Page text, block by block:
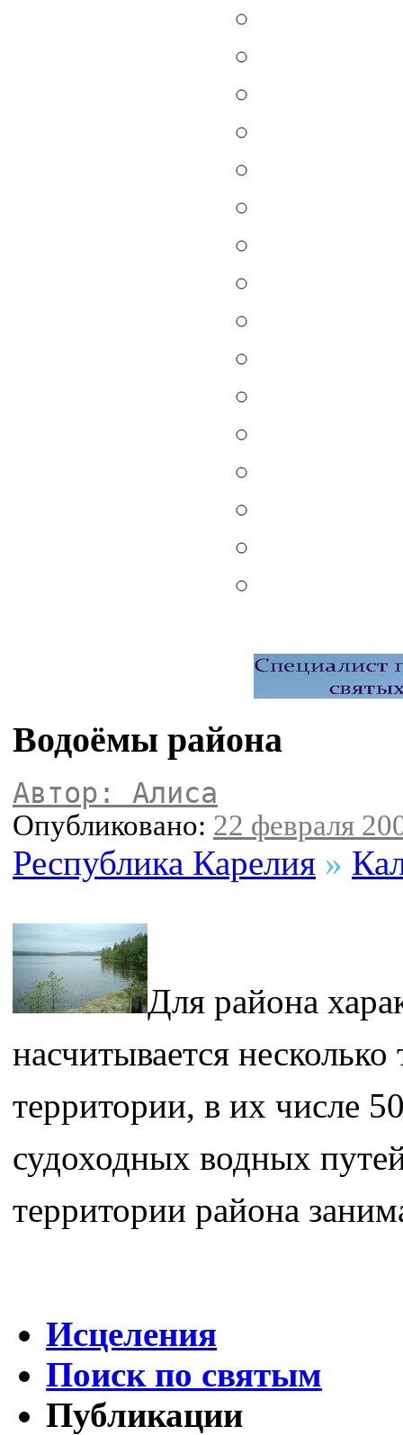
Водоёмы района
Автор: Алиса
Опубликовано: 22 февраля
Республика Карелия »
Для района
насчитывается
территории, в их числе
судоходных водных
территории района
Исцеления
Поиск по святым
Публикации